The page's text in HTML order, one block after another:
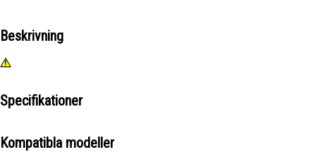
Beskrivning
Specifikationer
Kompatibla modeller